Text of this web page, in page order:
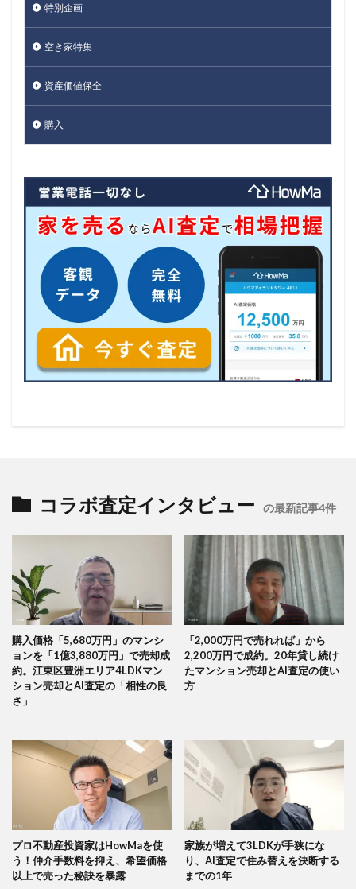
特別企画
空き家特集
資産価値保全
購入
コラボ査定インタビュー の最新記事4件
購入価格「5,680万円」のマンシ
ョンを「1億3,880万円」で売却成
約。江東区豊洲エリア4LDKマン
ション売却とAI査定の「相性の良
さ」
「2,000万円で売れれば」から
2,200万円で成約。20年貸し続け
たマンション売却とAI査定の使い
方
プロ不動産投資家はHowMaを使
う！仲介手数料を抑え、希望価格
以上で売った秘訣を暴露
家族が増えて3LDKが手狭にな
り、AI査定で住み替えを決断する
までの1年